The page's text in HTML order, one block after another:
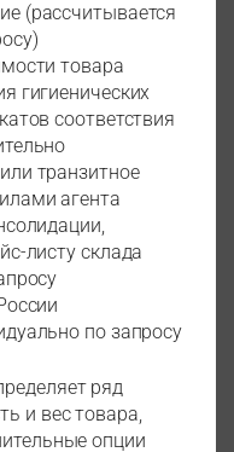
(рассчитывается
товара
гигиенических
соответствия
или транзитное
агента
листу склада
по запросу
ряд
и вес товара,
опции